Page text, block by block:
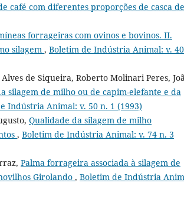
café com diferentes proporções de casca de
forrageiras com ovinos e bovinos. II.
silagem , Boletim de Indústria Animal: v.
de Siqueira, Roberto Molinari Peres,
silagem de milho ou de capim-elefante e da
Indústria Animal: v. 50 n. 1 (1993)
Qualidade da silagem de milho
, Boletim de Indústria Animal: v. 74 n. 3
Palma forrageira associada à silagem de
Girolando , Boletim de Indústria